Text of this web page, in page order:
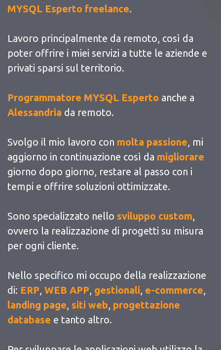
MYSQL Esperto freelance.
Lavoro principalmente da remoto, così da
poter offrire i miei servizi a tutte le aziende e
privati sparsi sul territorio.
Programmatore MYSQL Esperto anche a
Alessandria da remoto.
Svolgo il mio lavoro con molta passione, mi
aggiorno in continuazione così da migliorare
giorno dopo giorno, restare al passo con i
tempi e offrire soluzioni ottimizzate.
Sono specializzato nello sviluppo custom,
ovvero la realizzazione di progetti su misura
per ogni cliente.
Nello specifico mi occupo della realizzazione
di: ERP, WEB APP, gestionali, e-commerce,
landing page, siti web, progettazione
database e tanto altro.